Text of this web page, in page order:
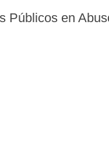
Públicos en